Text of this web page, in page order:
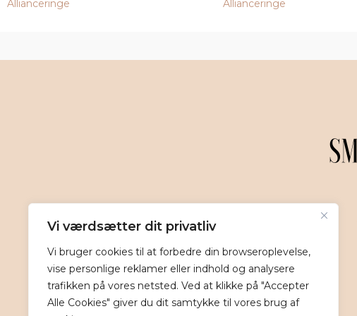
Vi værdsætter dit privatliv
Vi bruger cookies til at forbedre din browseroplevelse,
vise personlige reklamer eller indhold og analysere
trafikken på vores netsted. Ved at klikke på "Accepter
Alle Cookies" giver du dit samtykke til vores brug af
Allianceringe Allianceringe